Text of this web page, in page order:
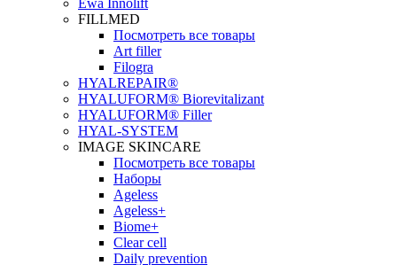
Ewa Innolift
FILLMED
Посмотреть все товары
Art filler
Filogra
НYALREPAIR®
HYALUFORM® Biorevitalizant
HYALUFORM® Filler
HYAL-SYSTEM
IMAGE SKINCARE
Посмотреть все товары
Наборы
Ageless
Ageless+
Biome+
Clear cell
Daily prevention